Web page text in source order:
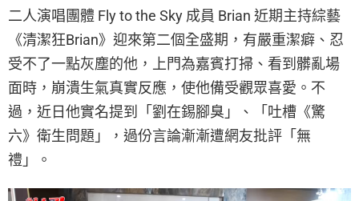
二人演唱團體 Fly to the Sky 成員 Brian 近期主持綜藝
《清潔狂Brian》迎來第二個全盛期，有嚴重潔癖、忍
受不了一點灰塵的他，上門為嘉賓打掃、看到髒亂場
面時，崩潰生氣真實反應，使他備受觀眾喜愛。不
過，近日他實名提到「劉在錫腳臭」、「吐槽《驚
六》衛生問題」，過份言論漸漸遭網友批評「無
禮」。